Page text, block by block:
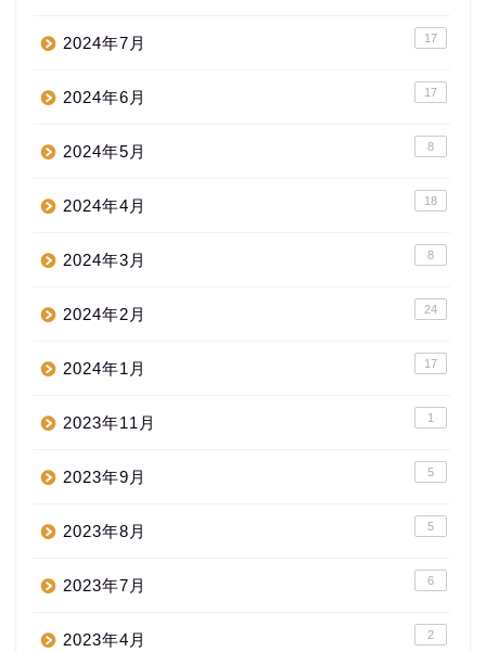
2024年7月 17
2024年6月 17
2024年5月 8
2024年4月 18
2024年3月 8
2024年2月 24
2024年1月 17
2023年11月 1
2023年9月 5
2023年8月 5
2023年7月 6
2023年4月 2